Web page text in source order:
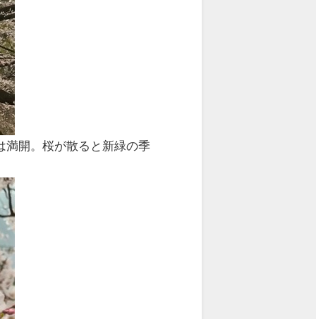
満開。桜が散ると新緑の季